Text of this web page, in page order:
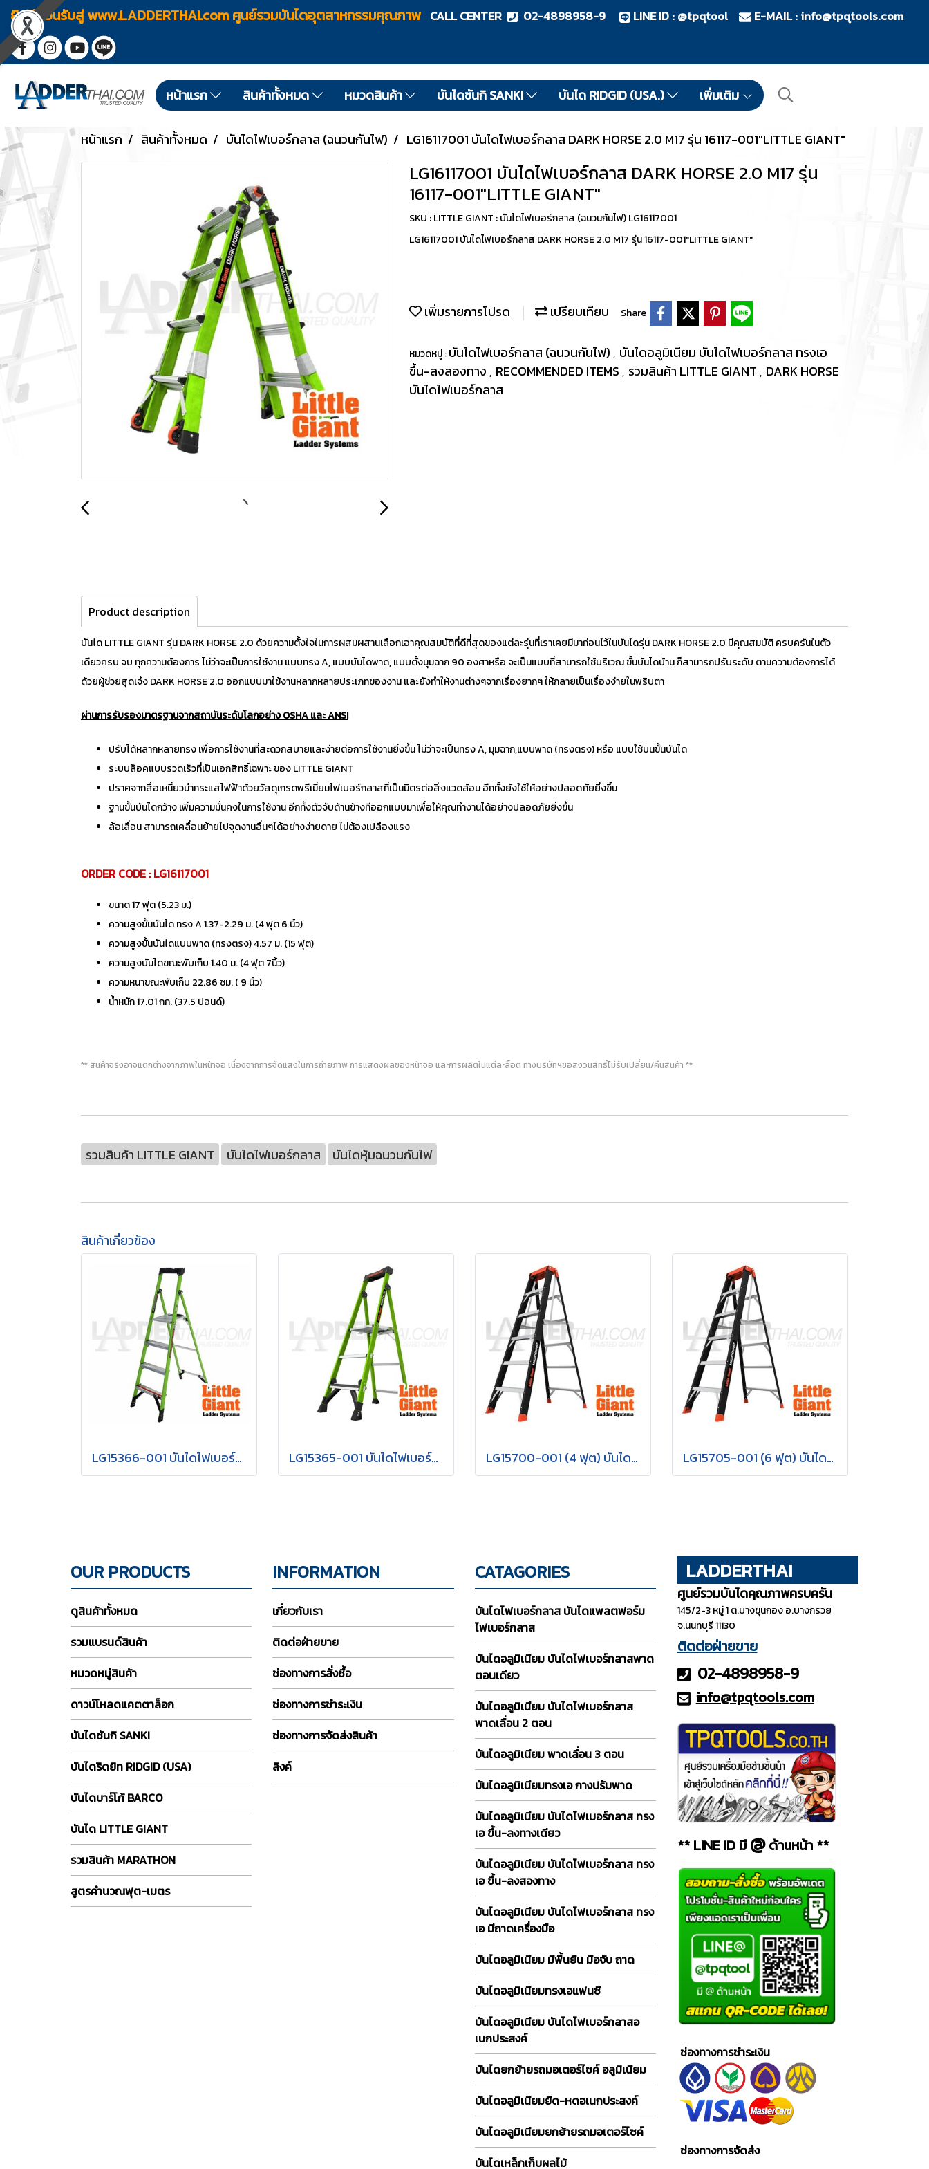
ยินดีต้อนรับสู่ www.LADDERTHAI.com ศูนย์รวมบันไดอุตสาหกรรมคุณภาพ CALL CENTER 02-4898958-9 LINE ID : @tpqtool E-MAIL : info@tpqtools.com
หน้าแรก สินค้าทั้งหมด หมวดสินค้า บันไดซันกิ SANKI บันได RIDGID (USA.) เพิ่มเติม
หน้าแรก สินค้าทั้งหมด บันไดไฟเบอร์กลาส (ฉนวนกันไฟ) LG16117001 บันไดไฟเบอร์กลาส DARK HORSE 2.0 M17 รุ่น 16117-001"LITTLE GIANT"
LG16117001 บันไดไฟเบอร์กลาส DARK HORSE 2.0 M17 รุ่น
16117-001"LITTLE GIANT"
SKU : LITTLE GIANT : บันไดไฟเบอร์กลาส (ฉนวนกันไฟ) LG16117001
LG16117001 บันไดไฟเบอร์กลาส DARK HORSE 2.0 M17 รุ่น 16117-001"LITTLE GIANT"
เพิ่มรายการโปรด เปรียบเทียบ Share
หมวดหมู่ :บันไดไฟเบอร์กลาส (ฉนวนกันไฟ) , บันไดอลูมิเนียม บันไดไฟเบอร์กลาส ทรงเอ
ขึ้น-ลงสองทาง , RECOMMENDED ITEMS , รวมสินค้า LITTLE GIANT , DARK HORSE
บันไดไฟเบอร์กลาส
Product description
บันได LITTLE GIANT รุ่น DARK HORSE 2.0 ด้วยความตั้งใจในการผสมผสานเลือกเอาคุณสมบัติที่ดีที่่สุดของแต่ละรุ่นที่เราเคยมีมาก่อนไว้ในบันไดรุ่น DARK HORSE 2.0 มีคุณสมบัติ ครบครันในตัว
เดียวครบ จบ ทุกความต้องการ ไม่ว่าจะเป็นการใช้งาน แบบทรง A, แบบบันไดพาด, แบบตั้งมุมฉาก 90 องศาหรือ จะเป็นแบบที่สามารถใช้บริเวณ ขั้นบันไดบ้าน ก็สามารถปรับระดับ ตามความต้องการได้
ด้วยผู้ช่วยสุดเจ๋ง DARK HORSE 2.0 ออกแบบมาใช้งานหลากหลายประเภทของงาน และยังทำให้งานต่างๆจากเรื่องยากๆ ให้กลายเป็นเรื่องง่ายในพริบตา
ผ่านการรับรองมาตรฐานจากสถาบันระดับโลกอย่าง OSHA และ ANSI
ปรับได้หลากหลายทรง เพื่อการใช้งานที่สะดวกสบายและง่ายต่อการใช้งานยิ่งขึ้น ไม่ว่าจะเป็นทรง A, มุมฉาก,แบบพาด (ทรงตรง) หรือ แบบใช้บนขั้นบันได
ระบบล็อคแบบรวดเร็วที่เป็นเอกสิทธิ์เฉพาะ ของ LITTLE GIANT
ปราศจากสื่อเหนี่ยวนำกระแสไฟฟ้าด้วยวัสดุเกรดพรีเมี่ยมไฟเบอร์กลาสที่เป็นมิตรต่อสิ่งแวดล้อม อีกทั้งยังใช้ให้อย่างปลอดภัยยิ่งขึ้น
ฐานขั้นบันไดกว้าง เพิ่มความมั่นคงในการใช้งาน อีกทั้งตัวจับด้านข้างทีออกแบบมาเพื่อให้คุณทำงานได้อย่างปลอดภัยยิ่งขึ้น
ล้อเลื่อน สามารถเคลื่อนย้ายไปจุดงานอื่นๆได้อย่างง่ายดาย ไม่ต้องเปลืองแรง
ORDER CODE : LG16117001
ขนาด 17 ฟุต (5.23 ม.)
ความสูงขั้นบันได ทรง A 1.37-2.29 ม. (4 ฟุต 6 นิ้ว)
ความสูงขั้นบันไดแบบพาด (ทรงตรง) 4.57 ม. (15 ฟุต)
ความสูงบันไดขณะพับเก็บ 1.40 ม. (4 ฟุต 7นิ้ว)
ความหนาขณะพับเก็บ 22.86 ซม. ( 9 นิ้ว)
น้ำหนัก 17.01 กก. (37.5 ปอนด์)
** สินค้าจริงอาจแตกต่างจากภาพในหน้าจอ เนื่องจากการจัดแสงในการถ่ายภาพ การแสดงผลของหน้าจอ และการผลิตในแต่ละล็อต ทางบริษัทฯขอสงวนสิทธิ์ไม่รับเปลี่ยน/คืนสินค้า **
รวมสินค้า LITTLE GIANT บันไดไฟเบอร์กลาส บันไดหุ้มฉนวนกันไฟ
สินค้าเกี่ยวข้อง
LG15366-001 บันไดไฟเบอร์กลาส MIGHTYLITE 4 ขั้น 6' LITTLE GIANT LG15365-001 บันไดไฟเบอร์กลาส MIGHTYLITE 3 ขั้น 5' LITTLE GIANT LG15700-001 (4 ฟุต) บันไดไฟเบอร์กลาส MicroBurst 4 ฟุต รุ่น 15700-001 "LITTLE GIANT" LG15705-001 (ุ6 ฟุต) บันไดไฟเบอร์กลาส MicroBurst 6 ฟุต รุ่น 15705-001 "LITTLE GIANT"
OUR PRODUCTS
ดูสินค้าทั้งหมด
รวมแบรนด์สินค้า
หมวดหมู่สินค้า
ดาวน์โหลดแคตตาล็อก
บันไดซันกิ SANKI
บันไดริดยิท RIDGID (USA)
บันไดบาร์โก้ BARCO
บันได LITTLE GIANT
รวมสินค้า MARATHON
สูตรคำนวณฟุต-เมตร
INFORMATION
เกี่ยวกับเรา
ติดต่อฝ่ายขาย
ช่องทางการสั่งซื้อ
ช่องทางการชำระเงิน
ช่องทางการจัดส่งสินค้า
ลิงค์
CATAGORIES
บันไดไฟเบอร์กลาส บันไดแพลตฟอร์ม
ไฟเบอร์กลาส
บันไดอลูมิเนียม บันไดไฟเบอร์กลาสพาด
ตอนเดียว
บันไดอลูมิเนียม บันไดไฟเบอร์กลาส
พาดเลื่อน 2 ตอน
บันไดอลูมิเนียม พาดเลื่อน 3 ตอน
บันไดอลูมิเนียมทรงเอ กางปรับพาด
บันไดอลูมิเนียม บันไดไฟเบอร์กลาส ทรง
เอ ขึ้น-ลงทางเดียว
บันไดอลูมิเนียม บันไดไฟเบอร์กลาส ทรง
เอ ขึ้น-ลงสองทาง
บันไดอลูมิเนียม บันไดไฟเบอร์กลาส ทรง
เอ มีถาดเครื่องมือ
บันไดอลูมิเนียม มีพื้นยืน มือจับ ถาด
บันไดอลูมิเนียมทรงเอแฟนซี
บันไดอลูมิเนียม บันไดไฟเบอร์กลาสอ
เนกประสงค์
บันไดยกย้ายรถมอเตอร์ไซค์ อลูมิเนียม
บันไดอลูมิเนียมยืด-หดอเนกประสงค์
บันไดอลูมิเนียมยกย้ายรถมอเตอร์ไซค์
บันไดเหล็กเก็บผลไม้
LADDERTHAI
ศูนย์รวมบันไดคุณภาพครบครัน
145/2-3 หมู่ 1 ต.บางขุนกอง อ.บางกรวย
จ.นนทบุรี 11130
ติดต่อฝ่ายขาย
02-4898958-9
info@tpqtools.com
** LINE ID มี @ด้านหน้า **
ช่องทางการชำระเงิน
ช่องทางการจัดส่ง